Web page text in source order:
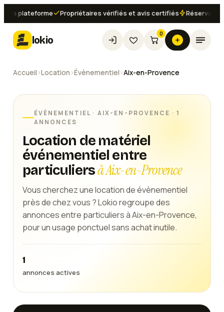
la plateforme Propriétaires vérifiés et avis certifiés Réservation
lokio
0
Accueil ›Location ›Évènementiel ›Aix-en-Provence
ÉVÈNEMENTIEL · AIX-EN-PROVENCE · 1
ANNONCES
Location de matériel
événementiel entre
particuliersà Aix-en-Provence
Vous cherchez une location de évènementiel
près de chez vous ? Lokio regroupe des
annonces entre particuliers à Aix-en-Provence,
pour un usage ponctuel sans achat inutile.
1
annonces actives